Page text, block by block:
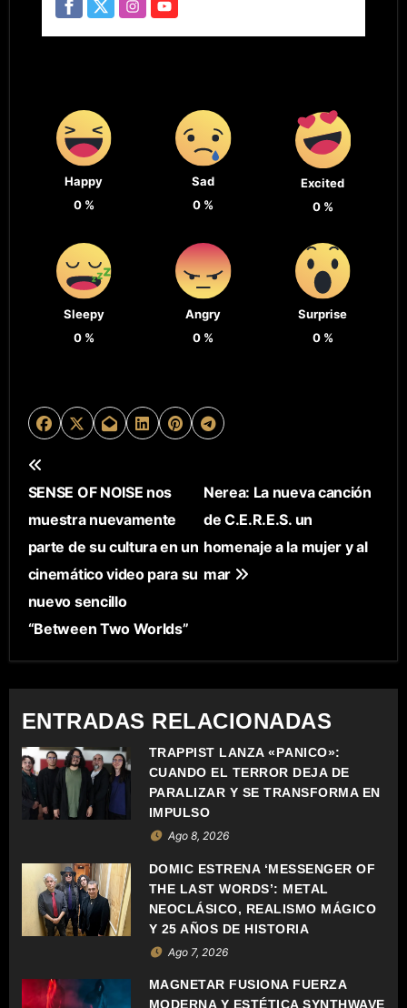
Happy
0%
Sad
0 %
Excited
0%
Sleepy
0%
Angry
0 %
Surprise
0%
N
A
V
E
G
A
C
I
Ó
N
E
E
T
SENSE OF NOISE nos
muestra nuevamente
parte de su cultura en un
cinemático video para su
nuevo sencillo
“Between Two Worlds”
Nerea: La nueva canción
de C.E.R.E.S. un
homenaje a la mujer y al
mar
ENTRADAS RELACIONADAS
TRAPPIST LANZA «PÁNICO»:
CUANDO EL TERROR DEJA DE
PARALIZAR Y SE TRANSFORMA EN
IMPULSO
Ago 8, 2026
DOMIC ESTRENA ‘MESSENGER OF
THE LAST WORDS’: METAL
NEOCLÁSICO, REALISMO MÁGICO
Y 25 AÑOS DE HISTORIA
Ago 7, 2026
MAGNETAR FUSIONA FUERZA
MODERNA Y ESTÉTICA SYNTHWAVE